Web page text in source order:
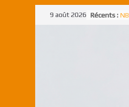
Passer9 août 2026 Récents :